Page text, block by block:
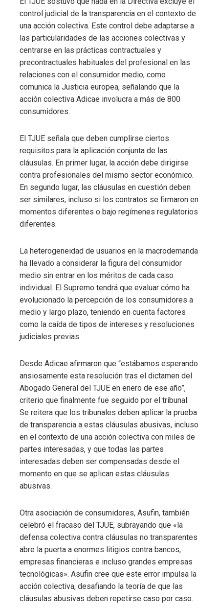
control judicial de la transparencia en el contexto de
una acción colectiva. Este control debe adaptarse a
las particularidades de las acciones colectivas y
centrarse en las prácticas contractuales y
precontractuales habituales del profesional en las
relaciones con el consumidor medio, como
comunica la Justicia europea, señalando que la
acción colectiva Adicae involucra a más de 800
consumidores.
El TJUE señala que deben cumplirse ciertos
requisitos para la aplicación conjunta de las
cláusulas. En primer lugar, la acción debe dirigirse
contra profesionales del mismo sector económico.
En segundo lugar, las cláusulas en cuestión deben
ser similares, incluso si los contratos se firmaron en
momentos diferentes o bajo regímenes regulatorios
diferentes.
La heterogeneidad de usuarios en la macrodemanda
ha llevado a considerar la figura del consumidor
medio sin entrar en los méritos de cada caso
individual. El Supremo tendrá que evaluar cómo ha
evolucionado la percepción de los consumidores a
medio y largo plazo, teniendo en cuenta factores
como la caída de tipos de intereses y resoluciones
judiciales previas.
Desde Adicae afirmaron que “estábamos esperando
ansiosamente esta resolución tras el dictamen del
Abogado General del TJUE en enero de ese año”,
criterio que finalmente fue seguido por el tribunal.
Se reitera que los tribunales deben aplicar la prueba
de transparencia a estas cláusulas abusivas, incluso
en el contexto de una acción colectiva con miles de
partes interesadas, y que todas las partes
interesadas deben ser compensadas desde el
momento en que se aplican estas cláusulas
abusivas.
Otra asociación de consumidores, Asufin, también
celebró el fracaso del TJUE, subrayando que «la
defensa colectiva contra cláusulas no transparentes
abre la puerta a enormes litigios contra bancos,
empresas financieras e incluso grandes empresas
tecnológicas». Asufin cree que este error impulsa la
acción colectiva, desafiando la teoría de que las
cláusulas abusivas deben repetirse caso por caso.